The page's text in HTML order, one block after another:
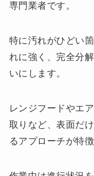
専門業者です。
特に汚れがひどい
れに強く、完全分
いにします。
レンジフードやエ
取りなど、表面だ
るアプローチが特徴